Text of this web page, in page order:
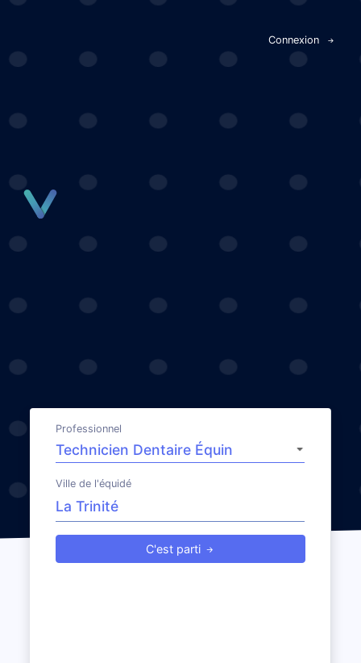
Connexion
Professionnel
Ville de l'équidé
C'est parti